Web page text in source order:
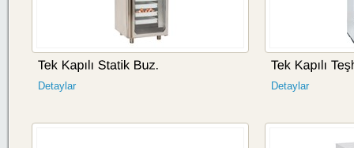
Detaylar Detaylar